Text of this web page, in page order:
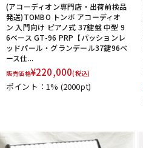
(アコーディオン専門店・出荷前検品
発送)TOMBO トンボ アコーディオ
ン 入門向け ピアノ式 37鍵盤 中型 9
6ベース GT-96 PRP【パッションレ
ッドパール・グランデール37鍵96ベ
ース仕...
販売価格¥220,000(税込)
ポイント：1% (2000pt)